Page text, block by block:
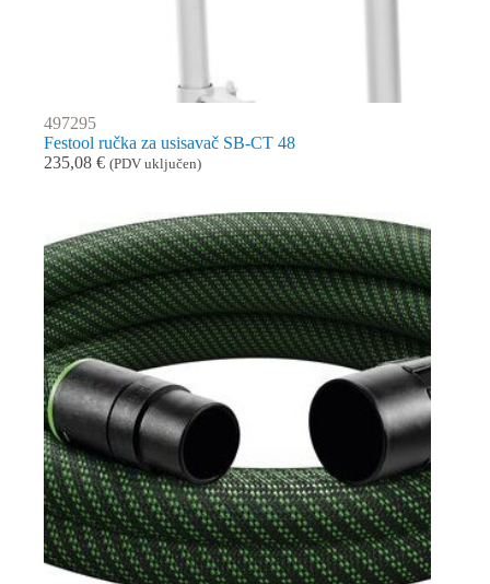
497295
Festool ručka za usisavač SB-CT 48
235,08 € (PDV uključen)